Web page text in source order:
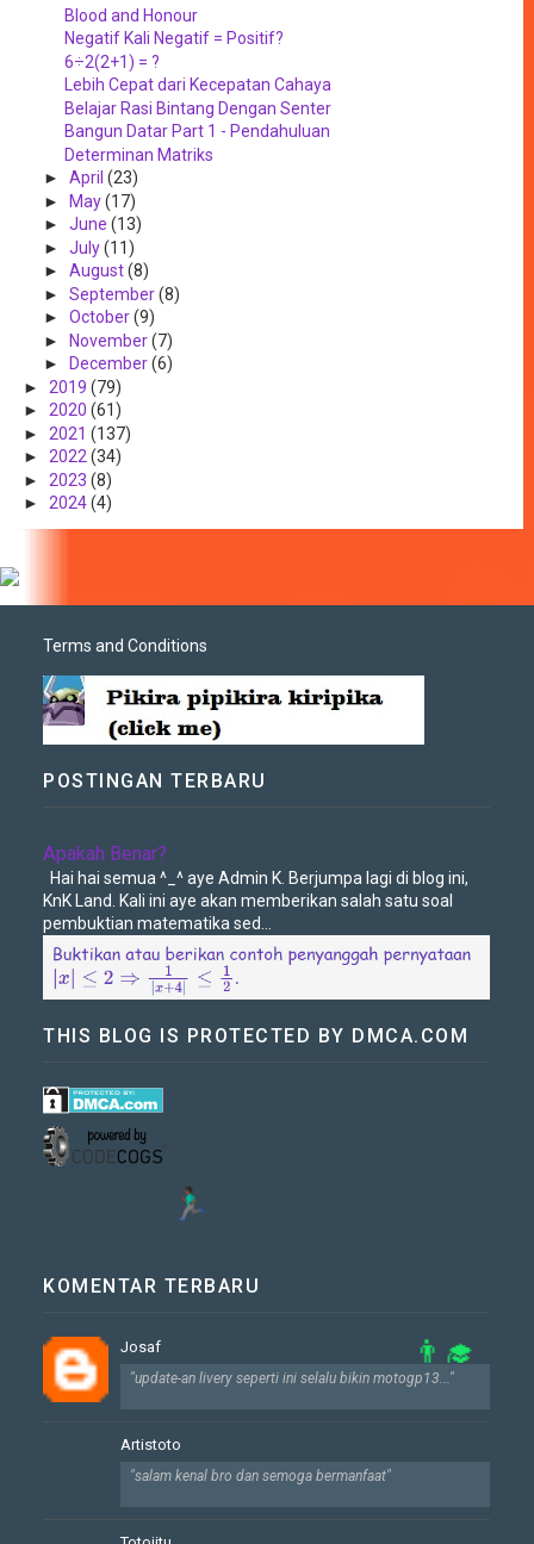
Blood and Honour
Negatif Kali Negatif = Positif?
6÷2(2+1) = ?
Lebih Cepat dari Kecepatan Cahaya
Belajar Rasi Bintang Dengan Senter
Bangun Datar Part 1 - Pendahuluan
Determinan Matriks
► April (23)
►
May(17)
► June (13)
► July(11)
► August(8)
► September(8)
► October(9)
►
November(7)
►
December(6)
► 2019 (79)
► 2020 (61)
► 2021 (137)
► 2022(34)
► 2023 (8)
► 2024(4)
Terms and Conditions
POSTINGAN TERBARU
Apakah Benar?
Hai hai semua ^_^ aye Admin K. Berjumpa lagi di blog ini,
KnK Land. Kali ini aye akan memberikan salah satu soal
pembuktian matematika sed...
THIS BLOG IS PROTECTED BY DMCA.COM
KOMENTAR TERBARU
Josaf
"update-an livery seperti ini selalu bikin motogp13..."
Artistoto
"salam kenal bro dan semoga bermanfaat"